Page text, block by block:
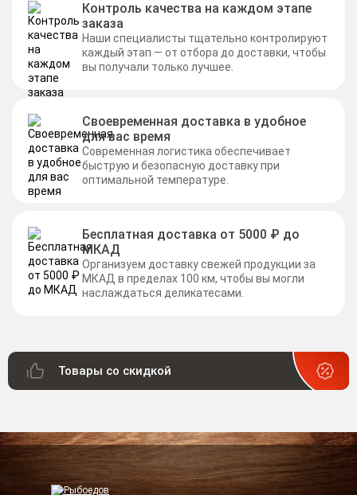
Контроль качества на каждом этапе
заказа
Наши специалисты тщательно контролируют
каждый этап — от отбора до доставки, чтобы
вы получали только лучшее.
Своевременная доставка в удобное
для вас время
Современная логистика обеспечивает
быструю и безопасную доставку при
оптимальной температуре.
Бесплатная доставка от 5000 ₽ до
МКАД
Организуем доставку свежей продукции за
МКАД в пределах 100 км, чтобы вы могли
наслаждаться деликатесами.
Товары со скидкой